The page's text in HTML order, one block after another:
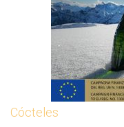
Cócteles